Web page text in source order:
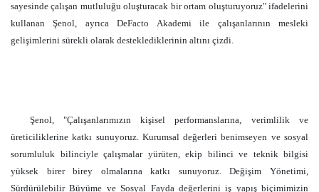
sayesinde çalışan mutluluğu oluşturacak bir ortam oluşturuyoruz" ifadelerini
kullanan Şenol, ayrıca DeFacto Akademi ile çalışanlarının mesleki
gelişimlerini sürekli olarak desteklediklerinin altını çizdi.
Şenol, "Çalışanlarımızın kişisel performanslarına, verimlilik ve
üreticiliklerine katkı sunuyoruz. Kurumsal değerleri benimseyen ve sosyal
sorumluluk bilinciyle çalışmalar yürüten, ekip bilinci ve teknik bilgisi
yüksek birer birey olmalarına katkı sunuyoruz. Değişim Yönetimi,
Sürdürülebilir Büyüme ve Sosyal Fayda değerlerini iş yapış biçimimizin